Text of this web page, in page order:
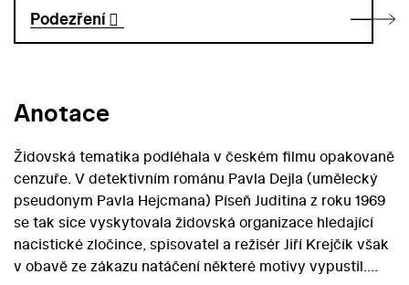
Podezření
Anotace
Židovská tematika podléhala v českém filmu opakovaně
cenzuře. V detektivním románu Pavla Dejla (umělecký
pseudonym Pavla Hejcmana) Píseň Juditina z roku 1969
se tak sice vyskytovala židovská organizace hledající
nacistické zločince, spisovatel a režisér Jiří Krejčík však
v obavě ze zákazu natáčení některé motivy vypustil.